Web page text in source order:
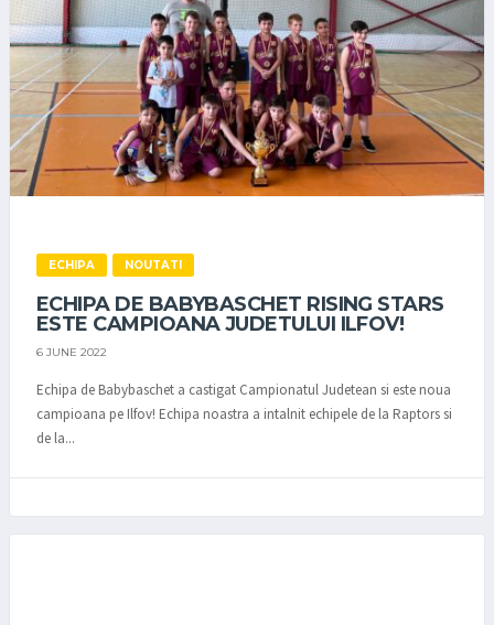
ECHIPA NOUTATI
ECHIPA DE BABYBASCHET RISING STARS
ESTE CAMPIOANA JUDETULUI ILFOV!
6 JUNE 2022
Echipa de Babybaschet a castigat Campionatul Judetean si este noua
campioana pe Ilfov! Echipa noastra a intalnit echipele de la Raptors si
de la...